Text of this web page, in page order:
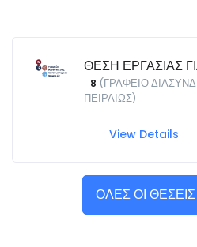
ΘΕΣΗ ΕΡΓΑΣΙΑΣ
8 (ΓΡΑΦΕΙΟ
ΠΕΙΡΑΙΩΣ)
View Details
ΟΛΕΣ ΟΙ